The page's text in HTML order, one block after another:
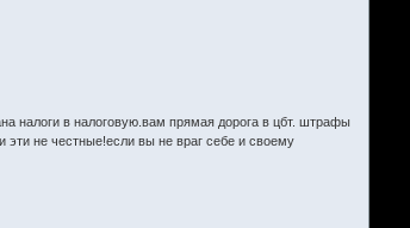
налоги в налоговую.вам прямая дорога в цбт. штрафы
не честные!если вы не враг себе и своему